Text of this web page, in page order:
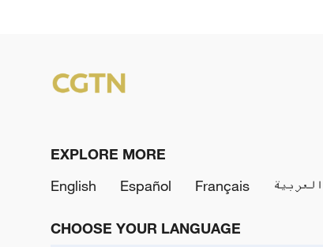
EXPLORE MORE
English
Español Français العربية
CHOOSE YOUR LANGUAGE